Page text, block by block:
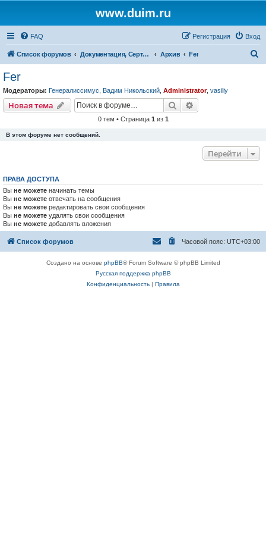
www.duim.ru
FAQ Вход
Регистрация
Список форумов Документация, Сертификаты, Стандарты, Нормы, Правила, Нормативы, Регламенты Архив Fer
Fer
Модераторы: Генералиссимус Вадим Никольский Administrator, vasiliy
Новая тема Поиск
0 тем • Страница 1 из 1
В этом форуме нет сообщений.
Перейти
ПРАВА ДОСТУПА
Вы не можете начинать темы
Вы не можете отвечать на сообщения
Вы не можете редактировать свои сообщения
Вы не можете удалять свои сообщения
Вы не можете добавлять вложения
Список форумов Часовой пояс: UTC+03:00
Создано на основе phpBB® Forum Software © phpBB Limited
Русская поддержка phpBB
Конфиденциальность| Правила